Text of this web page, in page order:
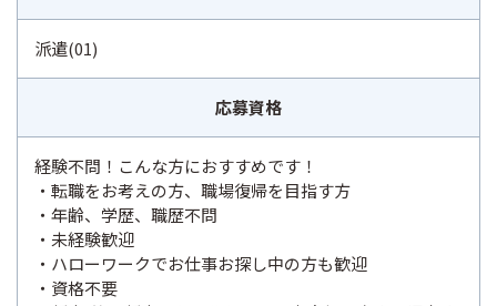
派遣(01)
応募資格
経験不問！こんな方におすすめです！
・転職をお考えの方、職場復帰を目指す方
・年齢、学歴、職歴不問
・未経験歓迎
・ハローワークでお仕事お探し中の方も歓迎
・資格不要